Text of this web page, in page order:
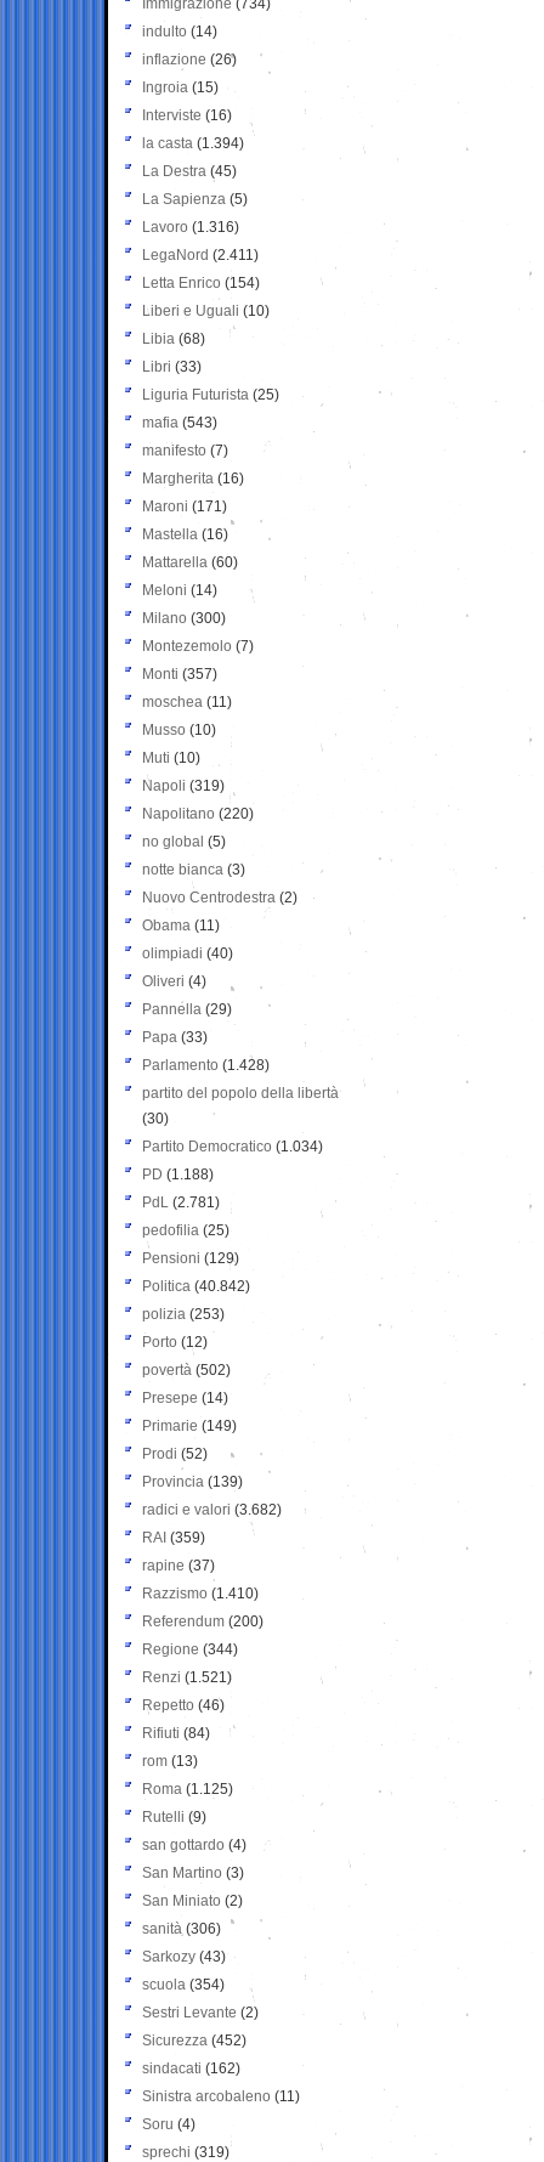
Immigrazione (734)
indulto (14)
inflazione (26)
Ingroia (15)
Interviste (16)
la casta (1.394)
La Destra (45)
La Sapienza (5)
Lavoro (1.316)
LegaNord (2.411)
Letta Enrico (154)
Liberi e Uguali (10)
Libia (68)
Libri (33)
Liguria Futurista (25)
mafia (543)
manifesto (7)
Margherita (16)
Maroni (171)
Mastella (16)
Mattarella (60)
Meloni (14)
Milano (300)
Montezemolo (7)
Monti (357)
moschea (11)
Musso (10)
Muti (10)
Napoli (319)
Napolitano (220)
no global (5)
notte bianca (3)
Nuovo Centrodestra (2)
Obama (11)
olimpiadi (40)
Oliveri (4)
Pannella (29)
Papa (33)
Parlamento (1.428)
partito del popolo della libertà
(30)
Partito Democratico (1.034)
PD (1.188)
PdL (2.781)
pedofilia (25)
Pensioni (129)
Politica (40.842)
polizia (253)
Porto (12)
povertà (502)
Presepe (14)
Primarie (149)
Prodi (52)
Provincia (139)
radici e valori (3.682)
RAI (359)
rapine (37)
Razzismo (1.410)
Referendum (200)
Regione (344)
Renzi (1.521)
Repetto (46)
Rifiuti (84)
rom (13)
Roma (1.125)
Rutelli (9)
san gottardo (4)
San Martino (3)
San Miniato (2)
sanità (306)
Sarkozy (43)
scuola (354)
Sestri Levante (2)
Sicurezza (452)
sindacati (162)
Sinistra arcobaleno (11)
Soru (4)
sprechi (319)